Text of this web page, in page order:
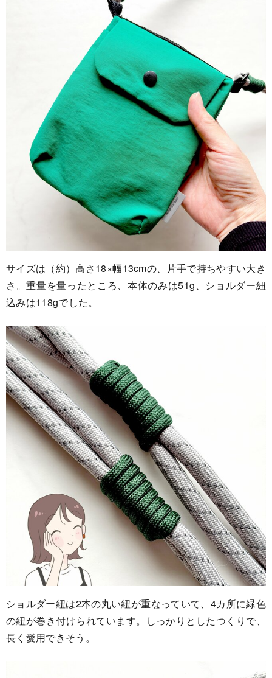
サイズは（約）高さ18×幅13cmの、片手で持ちやすい大き
さ。重量を量ったところ、本体のみは51g、ショルダー紐
込みは118gでした。
ショルダー紐は2本の丸い紐が重なっていて、4カ所に緑色
の紐が巻き付けられています。しっかりとしたつくりで、
長く愛用できそう。